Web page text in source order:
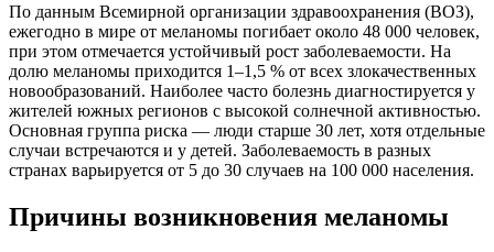
По данным Всемирной организации здравоохранения (ВОЗ),
ежегодно в мире от меланомы погибает около 48 000 человек,
при этом отмечается устойчивый рост заболеваемости. На
долю меланомы приходится 1–1,5 % от всех злокачественных
новообразований. Наиболее часто болезнь диагностируется у
жителей южных регионов с высокой солнечной активностью.
Основная группа риска — люди старше 30 лет, хотя отдельные
случаи встречаются и у детей. Заболеваемость в разных
странах варьируется от 5 до 30 случаев на 100 000 населения.
Причины возникновения меланомы